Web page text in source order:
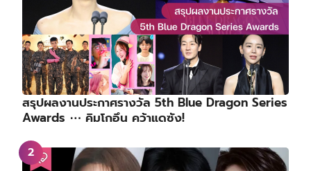
สรุปผลงานประกาศรางวัล 5th Blue Dragon Series
Awards ⋯ คิมโกอึน คว้าแดซัง!